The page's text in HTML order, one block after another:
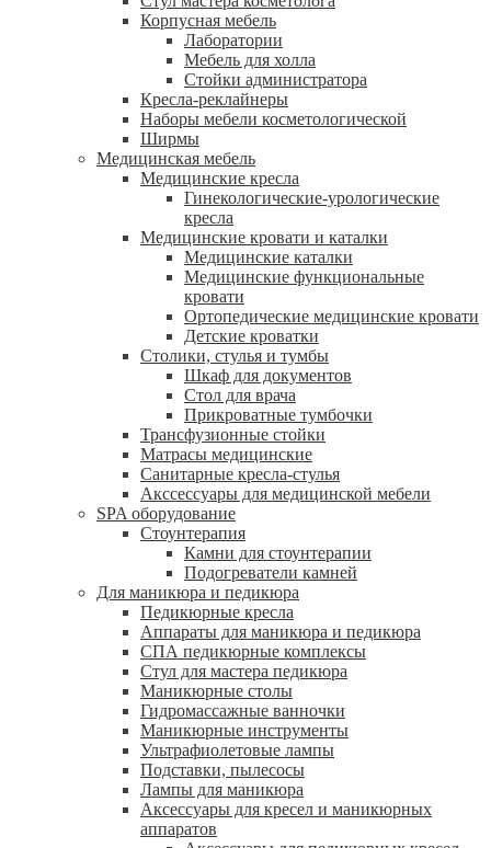
Корпусная мебель
Лаборатории
Мебель для холла
Стойки администратора
Кресла-реклайнеры
Наборы мебели косметологической
Ширмы
Медицинская мебель
Медицинские кресла
Гинекологические-урологические
кресла
Медицинские кровати и каталки
Медицинские каталки
Медицинские функциональные
кровати
Ортопедические медицинские кровати
Детские кроватки
Столики, стулья и тумбы
Шкаф для документов
Стол для врача
Прикроватные тумбочки
Трансфузионные стойки
Матрасы медицинские
Санитарные кресла-стулья
Акссессуары для медицинской мебели
SPA оборудование
Стоунтерапия
Камни для стоунтерапии
Подогреватели камней
Для маникюра и педикюра
Педикюрные кресла
Аппараты для маникюра и педикюра
СПА педикюрные комплексы
Стул для мастера педикюра
Маникюрные столы
Гидромассажные ванночки
Маникюрные инструменты
Ультрафиолетовые лампы
Подставки, пылесосы
Лампы для маникюра
Аксессуары для кресел и маникюрных
аппаратов